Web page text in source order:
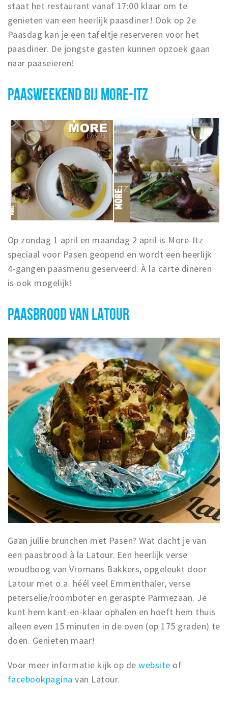
staat het restaurant vanaf 17:00 klaar om te
genieten van een heerlijk paasdiner! Ook op 2e
Paasdag kan je een tafeltje reserveren voor het
paasdiner. De jongste gasten kunnen opzoek gaan
naar paaseieren!
PAASWEEKEND BIJ MORE-ITZ
Op zondag 1 april en maandag 2 april is More-Itz
speciaal voor Pasen geopend en wordt een heerlijk
4-gangen paasmenu geserveerd. À la carte dineren
is ook mogelijk!
PAASBROOD VAN LATOUR
Gaan jullie brunchen met Pasen? Wat dacht je van
een paasbrood à la Latour. Een heerlijk verse
woudboog van Vromans Bakkers, opgeleukt door
Latour met o.a. héél veel Emmenthaler, verse
peterselie/roomboter en geraspte Parmezaan. Je
kunt hem kant-en-klaar ophalen en hoeft hem thuis
alleen even 15 minuten in de oven (op 175 graden) te
doen. Genieten maar!
Voor meer informatie kijk op dewebsite of
facebookpaginavan Latour.